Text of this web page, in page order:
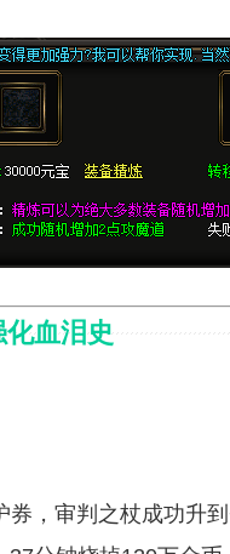
血泪史
券，审判之杖成功升